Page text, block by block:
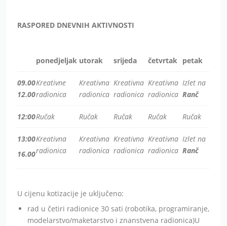
RASPORED DNEVNIH AKTIVNOSTI
ponedjeljak utorak srijeda četvrtak petak
09.00
12.00
Kreativne
radionica
Kreativna
radionica
Kreativna
radionica
Kreativna
radionica
Izlet na
Ranč
12:00Ručak Ručak Ručak Ručak Ručak
13:00
16.00
Kreativna
radionica
Kreativna
radionica
Kreativna
radionica
Kreativna
radionica
Izlet na
Ranč
U cijenu kotizacije je uključeno:
rad u četiri radionice 30 sati (robotika, programiranje,
modelarstvo/maketarstvo i znanstvena radionica)U